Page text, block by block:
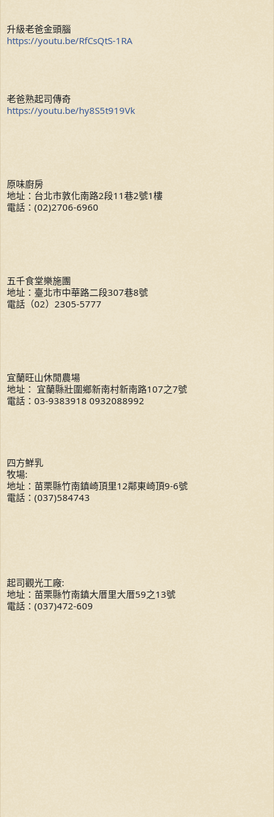
升級老爸金頭腦
https://youtu.be/RfCsQtS-1RA
老爸熟起司傳奇
https://youtu.be/hy8S5t919Vk
原味廚房
地址：台北市敦化南路2段11巷2號1樓
電話：(02)2706-6960
五千食堂樂施團
地址：臺北市中華路二段307巷8號
電話（02）2305-5777
宜蘭旺山休閒農場
地址： 宜蘭縣壯圍鄉新南村新南路107之7號
電話：03-9383918 0932088992
四方鮮乳
牧場:
地址：苗栗縣竹南鎮崎頂里12鄰東崎頂9-6號
電話：(037)584743
起司觀光工廠:
地址：苗栗縣竹南鎮大厝里大厝59之13號
電話：(037)472-609